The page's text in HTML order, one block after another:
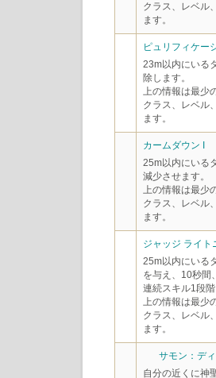
クラス、レベル
ます。
ピュリフィケー
23m以内にいる
除します。
上の情報は最少
クラス、レベル
ます。
カームダウン I
25m以内にいる
減少させます。
上の情報は最少
クラス、レベル
ます。
ジャッジ ライト
25m以内にいる
を与え、10秒間
連続スキル1段階
上の情報は最少
クラス、レベル
ます。
サモン：デ
自分の近くに神